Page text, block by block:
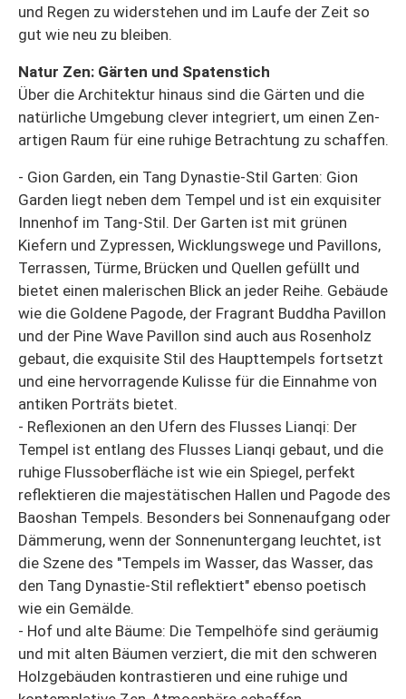
und Regen zu widerstehen und im Laufe der Zeit so
gut wie neu zu bleiben.
Natur Zen: Gärten und Spatenstich
Über die Architektur hinaus sind die Gärten und die
natürliche Umgebung clever integriert, um einen Zen-
artigen Raum für eine ruhige Betrachtung zu schaffen.
- Gion Garden, ein Tang Dynastie-Stil Garten: Gion
Garden liegt neben dem Tempel und ist ein exquisiter
Innenhof im Tang-Stil. Der Garten ist mit grünen
Kiefern und Zypressen, Wicklungswege und Pavillons,
Terrassen, Türme, Brücken und Quellen gefüllt und
bietet einen malerischen Blick an jeder Reihe. Gebäude
wie die Goldene Pagode, der Fragrant Buddha Pavillon
und der Pine Wave Pavillon sind auch aus Rosenholz
gebaut, die exquisite Stil des Haupttempels fortsetzt
und eine hervorragende Kulisse für die Einnahme von
antiken Porträts bietet.
- Reflexionen an den Ufern des Flusses Lianqi: Der
Tempel ist entlang des Flusses Lianqi gebaut, und die
ruhige Flussoberfläche ist wie ein Spiegel, perfekt
reflektieren die majestätischen Hallen und Pagode des
Baoshan Tempels. Besonders bei Sonnenaufgang oder
Dämmerung, wenn der Sonnenuntergang leuchtet, ist
die Szene des "Tempels im Wasser, das Wasser, das
den Tang Dynastie-Stil reflektiert" ebenso poetisch
wie ein Gemälde.
- Hof und alte Bäume: Die Tempelhöfe sind geräumig
und mit alten Bäumen verziert, die mit den schweren
Holzgebäuden kontrastieren und eine ruhige und